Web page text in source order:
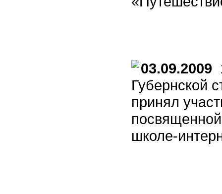
03.09.2009
Губернской
принял
посвященной
школе-